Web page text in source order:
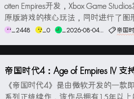
otten Empires开发，Xbox Game
原版游戏的核心玩法，同时进行了图
含所有扩展包中的内容，以及全新添
_2448 _0 _2026-08-04... 帝国
帝国时代4：Age of Empires IV 支
《帝国时代4》是由微软开发的一款
系列正统续作，该作品拥有15年以